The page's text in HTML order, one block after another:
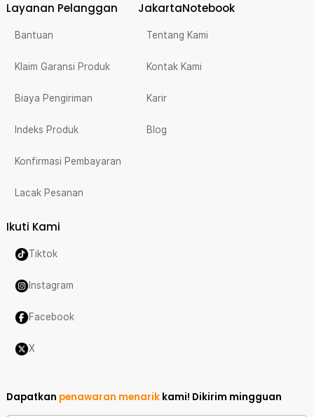
Layanan Pelanggan
Bantuan
Klaim Garansi Produk
Biaya Pengiriman
Indeks Produk
Konfirmasi Pembayaran
Lacak Pesanan
JakartaNotebook
Tentang Kami
Kontak Kami
Karir
Blog
Ikuti Kami
Tiktok
Instagram
Facebook
X
Dapatkan penawaran menarik kami! Dikirim mingguan